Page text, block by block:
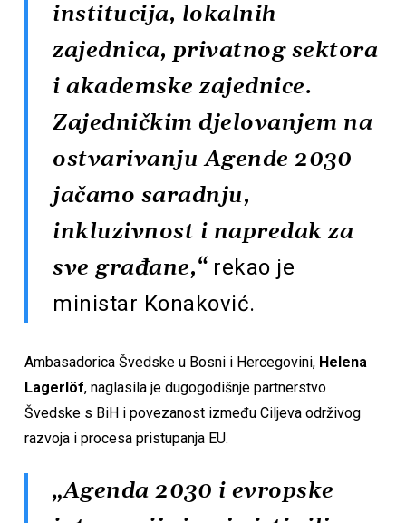
institucija, lokalnih
zajednica, privatnog sektora
i akademske zajednice.
Zajedničkim djelovanjem na
ostvarivanju Agende 2030
jačamo saradnju,
inkluzivnost i napredak za
sve građane,“rekao je
ministar Konaković.
Ambasadorica Švedske u Bosni i Hercegovini, Helena
Lagerlöf, naglasila je dugogodišnje partnerstvo
Švedske s BiH i povezanost između Ciljeva održivog
razvoja i procesa pristupanja EU.
„Agenda 2030 i evropske